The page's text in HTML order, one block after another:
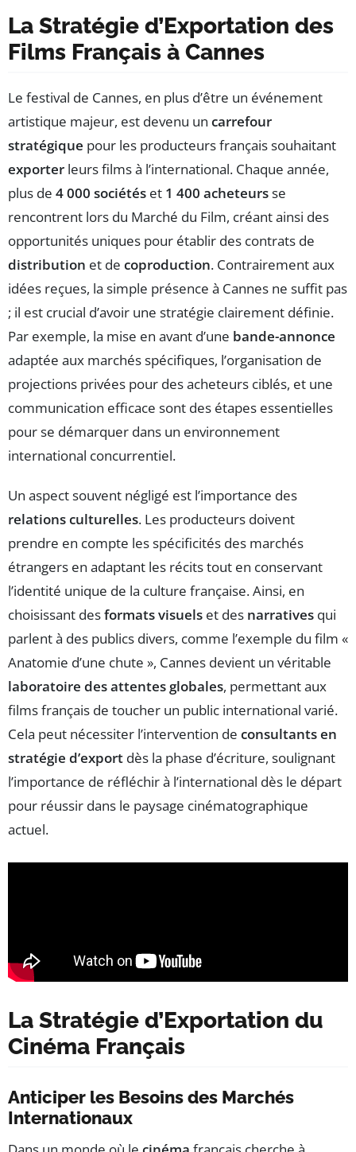
La Stratégie d’Exportation des
Films Français à Cannes
Le festival de Cannes, en plus d’être un événement
artistique majeur, est devenu un carrefour
stratégique pour les producteurs français souhaitant
exporter leurs films à l’international. Chaque année,
plus de 4 000 sociétés et 1 400 acheteursse
rencontrent lors du Marché du Film, créant ainsi des
opportunités uniques pour établir des contrats de
distribution et de coproduction. Contrairement aux
idées reçues, la simple présence à Cannes ne suffit pas
; il est crucial d’avoir une stratégie clairement définie.
Par exemple, la mise en avant d’une bande-annonce
adaptée aux marchés spécifiques, l’organisation de
projections privées pour des acheteurs ciblés, et une
communication efficace sont des étapes essentielles
pour se démarquer dans un environnement
international concurrentiel.
Un aspect souvent négligé est l’importance des
relations culturelles. Les producteurs doivent
prendre en compte les spécificités des marchés
étrangers en adaptant les récits tout en conservant
l’identité unique de la culture française. Ainsi, en
choisissant desformats visuels et des narratives qui
parlent à des publics divers, comme l’exemple du film «
Anatomie d’une chute », Cannes devient un véritable
laboratoire des attentes globales, permettant aux
films français de toucher un public international varié.
Cela peut nécessiter l’intervention de consultants en
stratégie d’export dès la phase d’écriture, soulignant
l’importance de réfléchir à l’international dès le départ
pour réussir dans le paysage cinématographique
actuel.
La Stratégie d’Exportation du
Cinéma Français
Anticiper les Besoins des Marchés
Internationaux